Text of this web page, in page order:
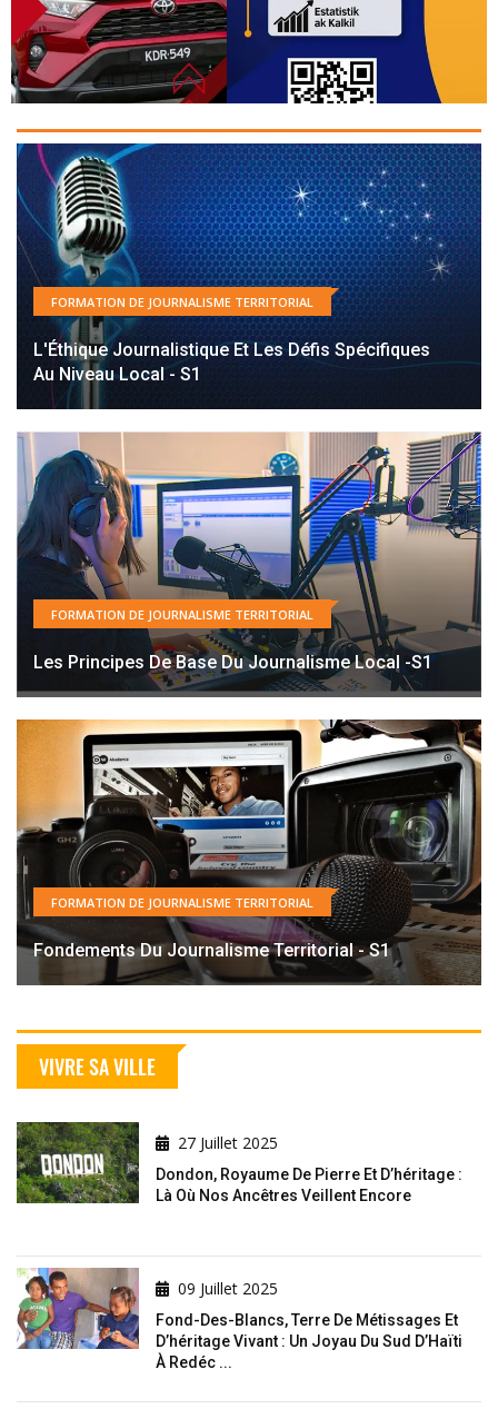
FORMATION DE JOURNALISME TERRITORIAL
L'Éthique Journalistique Et Les Défis Spécifiques
Au Niveau Local - S1
FORMATION DE JOURNALISME TERRITORIAL
Les Principes De Base Du Journalisme Local -S1
FORMATION DE JOURNALISME TERRITORIAL
Fondements Du Journalisme Territorial - S1
VIVRE SA VILLE
27 Juillet 2025
Dondon, Royaume De Pierre Et D’héritage :
Là Où Nos Ancêtres Veillent Encore
09 Juillet 2025
Fond-Des-Blancs, Terre De Métissages Et
D’héritage Vivant : Un Joyau Du Sud D’Haïti
À Redéc ...